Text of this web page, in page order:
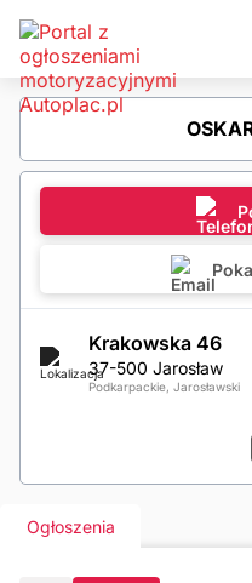
Krakowska 46
37-500 Jarosław
Podkarpackie, Jarosławski
Ogłoszenia